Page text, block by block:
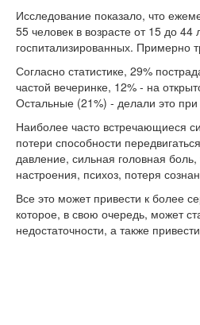
Исследование показало, что
55 человек в возрасте от 15 до
госпитализированных. Примерно
Согласно статистике, 29%
частой вечеринке, 12% - на
Остальные (21%) - делали это при
Наиболее часто встречающиеся
потери способности
давление, сильная головная
настроения, психоз, потеря
Все это может привести к более
которое, в свою очередь, может
недостаточности, а также